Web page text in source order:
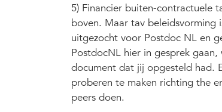
5) Financier buiten-contractuele
boven. Maar tav
uitgezocht voor Postdoc NL en
PostdocNL hier in gesprek
document dat jij opgesteld had.
proberen te maken richting the
peers doen.